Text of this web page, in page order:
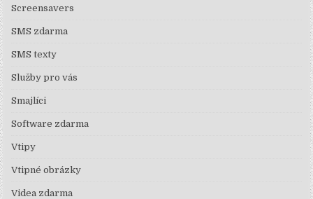
Screensavers
SMS zdarma
SMS texty
Služby pro vás
Smajlíci
Software zdarma
Vtipy
Vtipné obrázky
Videa zdarma